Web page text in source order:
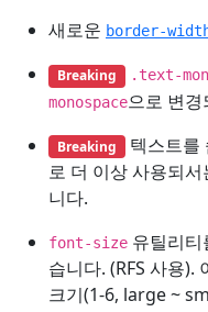
새로운 border-
Breaking .text-
monospace으로 변
Breaking 텍스트를
로 더 이상 사용되서
니다.
font-size 유틸리티
습니다. (RFS 사용).
크기(1-6, large ~